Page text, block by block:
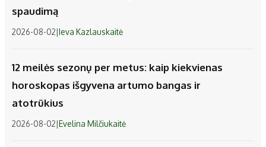
spaudimą
2026-08-02|Ieva Kazlauskaitė
12 meilės sezonų per metus: kaip kiekvienas
horoskopas išgyvena artumo bangas ir
atotrūkius
2026-08-02|Evelina Milčiukaitė